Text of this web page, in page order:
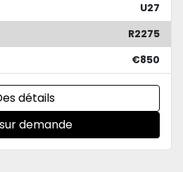
U27
R2275
€850
détails
demande